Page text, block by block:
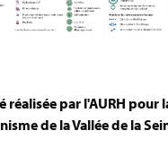
réalisée par l'AURH pour
de la Vallée de la